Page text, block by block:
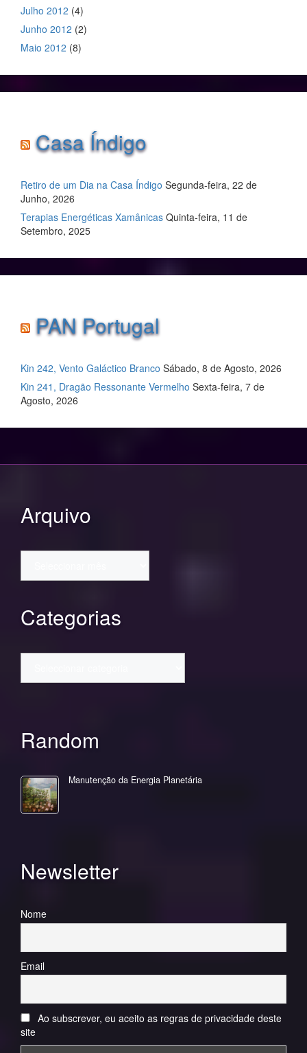
Julho 2012 (4)
Junho 2012 (2)
Maio 2012 (8)
Casa Índigo
Retiro de um Dia na Casa Índigo Segunda-feira, 22 de
Junho, 2026
Terapias Energéticas Xamânicas Quinta-feira, 11 de
Setembro, 2025
PAN Portugal
Kin 242, Vento Galáctico Branco Sábado, 8 de Agosto, 2026
Kin 241, Dragão Ressonante Vermelho Sexta-feira, 7 de
Agosto, 2026
Arquivo
Categorias
Random
Manutenção da Energia Planetária
Newsletter
Nome
Email
Ao subscrever, eu aceito as regras de privacidade deste
site